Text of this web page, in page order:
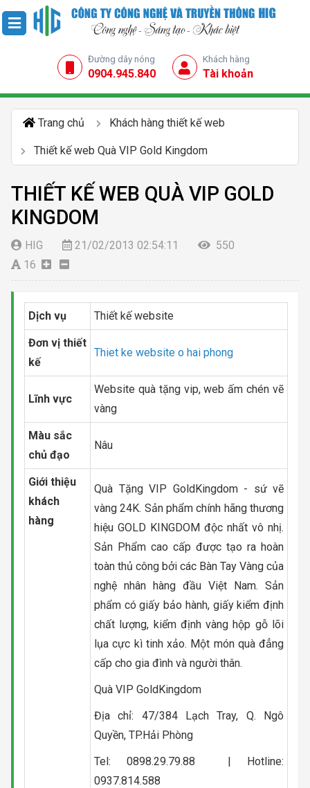
Đường dây nóng
0904.945.840
Khách hàng
Tài khoản
Trang chủ Khách hàng thiết kế web
Thiết kế web Quà VIP Gold Kingdom
THIẾT KẾ WEB QUÀ VIP GOLD
KINGDOM
HIG 21/02/2013 02:54:11
550
16
Dịch vụ Thiết kế website
Đơn vị thiết
kế
Thiet ke website o hai phong
Lĩnh vực
Website quà tặng vip, web ấm chén vẽ
vàng
Màu sắc
chủ đạo
Nâu
Giới thiệu
khách
hàng
Quà Tặng VIP GoldKingdom - sứ vẽ
vàng 24K. Sản phẩm chính hãng thương
hiệu GOLD KINGDOM độc nhất vô nhị.
Sản Phẩm cao cấp được tạo ra hoàn
toàn thủ công bởi các Bàn Tay Vàng của
nghệ nhân hàng đầu Việt Nam. Sản
phẩm có giấy bảo hành, giấy kiểm định
chất lượng, kiểm định vàng hộp gỗ lõi
lụa cực kì tinh xảo. Một món quà đẳng
cấp cho gia đình và người thân.
Quà VIP GoldKingdom
Địa chỉ: 47/384 Lạch Tray, Q. Ngô
Quyền, TP.Hải Phòng
Tel: 0898.29.79.88 | Hotline:
0937.814.588